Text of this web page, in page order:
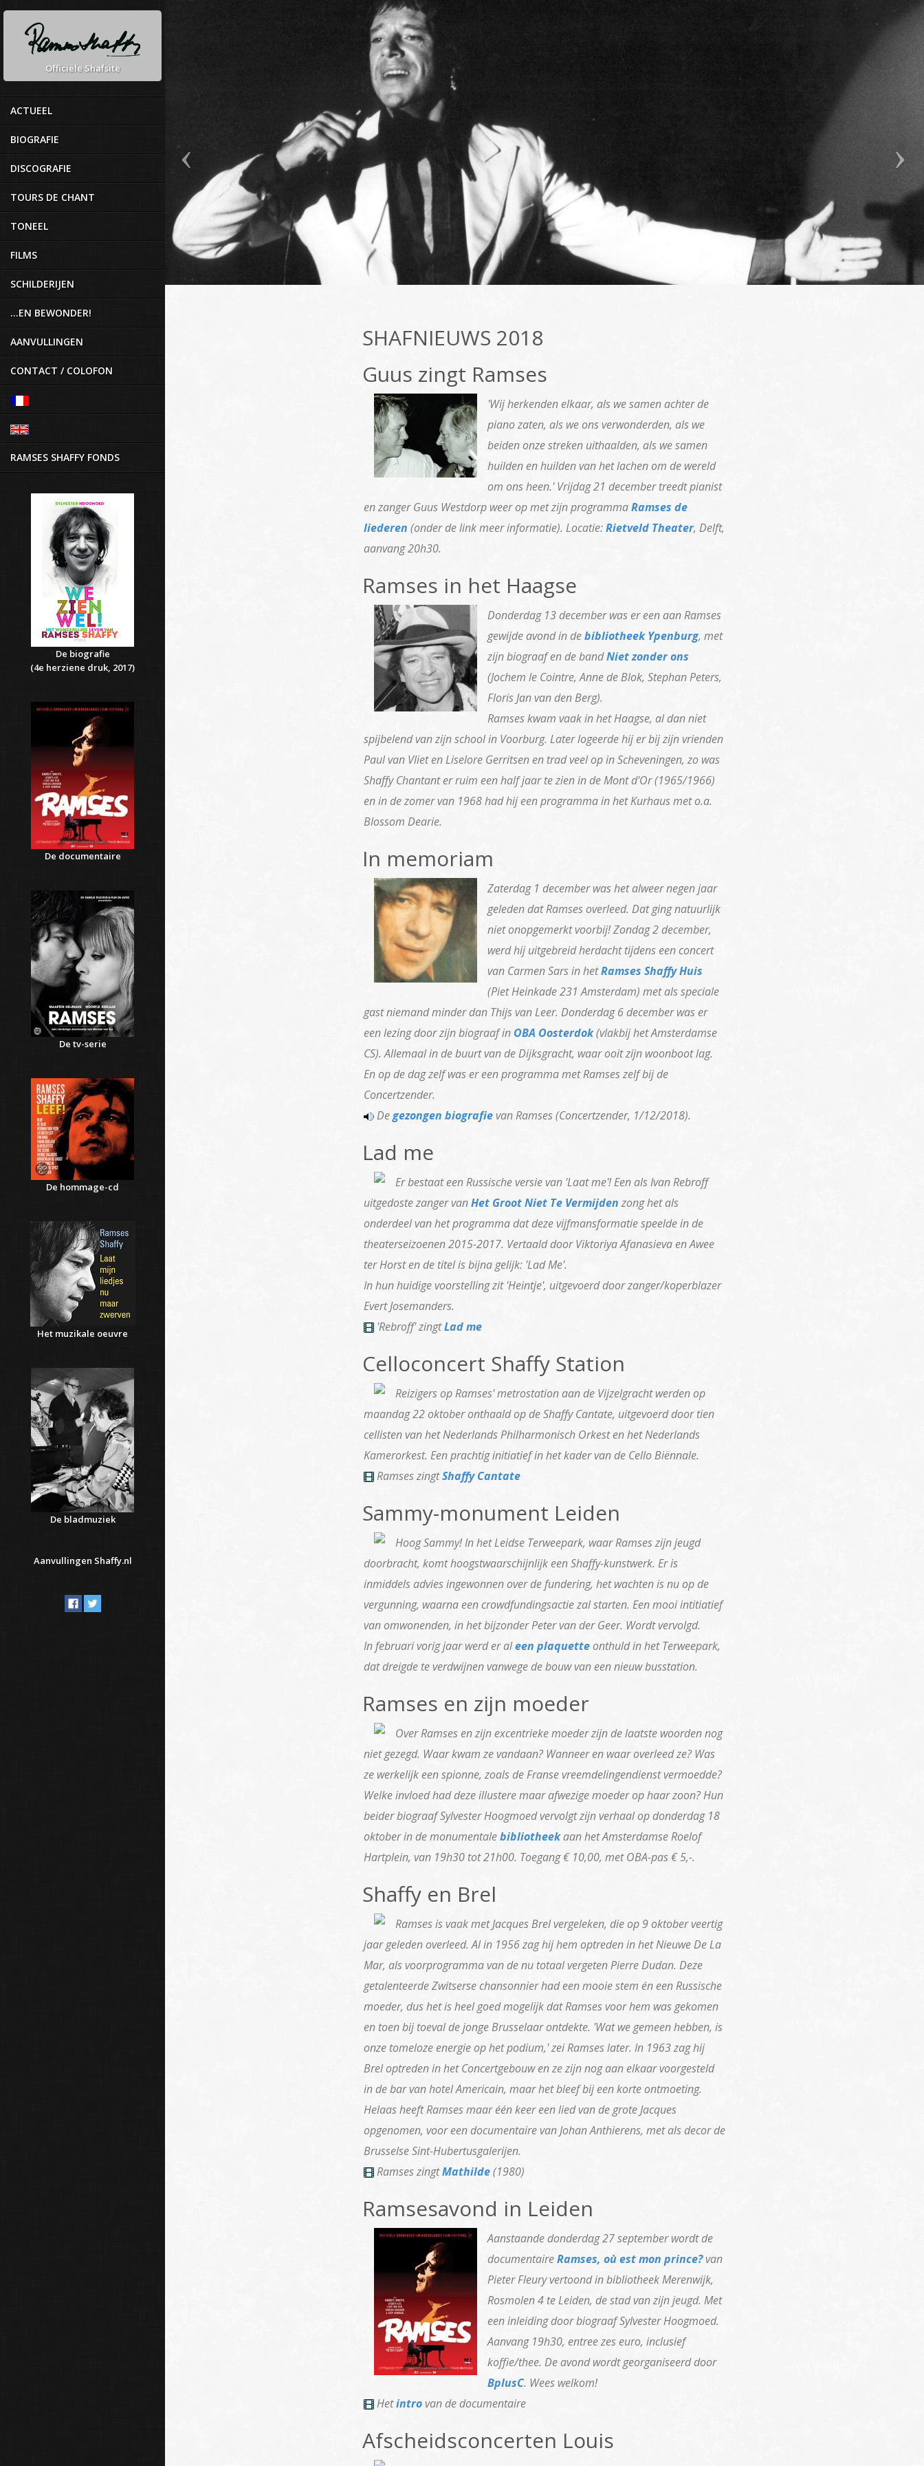
Officiële Shafsite
ACTUEEL
BIOGRAFIE
DISCOGRAFIE
TOURS DE CHANT
TONEEL
FILMS
SCHILDERIJEN
...EN BEWONDER!
AANVULLINGEN
CONTACT / COLOFON
RAMSES SHAFFY FONDS
De biografie
(4e herziene druk, 2017)
De documentaire
De tv-serie
De hommage-cd
Het muzikale oeuvre
De bladmuziek
Aanvullingen Shaffy.nl
SHAFNIEUWS 2018
Guus zingt Ramses
'Wij herkenden elkaar, als we samen achter de
piano zaten, als we ons verwonderden, als we
beiden onze streken uithaalden, als we samen
huilden en huilden van het lachen om de wereld
om ons heen.' Vrijdag 21 december treedt pianist
en zanger Guus Westdorp weer op met zijn programmaRamses de
liederen (onder de link meer informatie). Locatie:Rietveld Theater, Delft,
aanvang 20h30.
Ramses in het Haagse
Donderdag 13 december was er een aan Ramses
gewijde avond in debibliotheek Ypenburg, met
zijn biograaf en de bandNiet zonder ons
(Jochem le Cointre, Anne de Blok, Stephan Peters,
Floris Jan van den Berg).
Ramses kwam vaak in het Haagse, al dan niet
spijbelend van zijn school in Voorburg. Later logeerde hij er bij zijn vrienden
Paul van Vliet en Liselore Gerritsen en trad veel op in Scheveningen, zo was
Shaffy Chantant er ruim een half jaar te zien in de Mont d'Or (1965/1966)
en in de zomer van 1968 had hij een programma in het Kurhaus met o.a.
Blossom Dearie.
In memoriam
Zaterdag 1 december was het alweer negen jaar
geleden dat Ramses overleed. Dat ging natuurlijk
niet onopgemerkt voorbij! Zondag 2 december,
werd hij uitgebreid herdacht tijdens een concert
van Carmen Sars in hetRamses Shaffy Huis
(Piet Heinkade 231 Amsterdam) met als speciale
gast niemand minder dan Thijs van Leer. Donderdag 6 december was er
een lezing door zijn biograaf in OBA Oosterdok(vlakbij het Amsterdamse
CS). Allemaal in de buurt van de Dijksgracht, waar ooit zijn woonboot lag.
En op de dag zelf was er een programma met Ramses zelf bij de
Concertzender.
Degezongen biografievan Ramses (Concertzender, 1/12/2018).
Lad me
Er bestaat een Russische versie van 'Laat me'! Een als Ivan Rebroff
uitgedoste zanger vanHet Groot Niet Te Vermijden zong het als
onderdeel van het programma dat deze vijfmansformatie speelde in de
theaterseizoenen 2015-2017. Vertaald door Viktoriya Afanasieva en Awee
ter Horst en de titel is bijna gelijk: 'Lad Me'.
In hun huidige voorstelling zit 'Heintje', uitgevoerd door zanger/koperblazer
Evert Josemanders.
'Rebroff' zingtLad me
Celloconcert Shaffy Station
Reizigers op Ramses' metrostation aan de Vijzelgracht werden op
maandag 22 oktober onthaald op de Shaffy Cantate, uitgevoerd door tien
cellisten van het Nederlands Philharmonisch Orkest en het Nederlands
Kamerorkest. Een prachtig initiatief in het kader van de Cello Biënnale.
Ramses zingtShaffy Cantate
Sammy-monument Leiden
Hoog Sammy! In het Leidse Terweepark, waar Ramses zijn jeugd
doorbracht, komt hoogstwaarschijnlijk een Shaffy-kunstwerk. Er is
inmiddels advies ingewonnen over de fundering, het wachten is nu op de
vergunning, waarna een crowdfundingsactie zal starten. Een mooi intitiatief
van omwonenden, in het bijzonder Peter van der Geer. Wordt vervolgd.
In februari vorig jaar werd er aleen plaquetteonthuld in het Terweepark,
dat dreigde te verdwijnen vanwege de bouw van een nieuw busstation.
Ramses en zijn moeder
Over Ramses en zijn excentrieke moeder zijn de laatste woorden nog
niet gezegd. Waar kwam ze vandaan? Wanneer en waar overleed ze? Was
ze werkelijk een spionne, zoals de Franse vreemdelingendienst vermoedde?
Welke invloed had deze illustere maar afwezige moeder op haar zoon? Hun
beider biograaf Sylvester Hoogmoed vervolgt zijn verhaal op donderdag 18
oktober in de monumentalebibliotheekaan het Amsterdamse Roelof
Hartplein, van 19h30 tot 21h00. Toegang € 10,00, met OBA-pas € 5,-.
Shaffy en Brel
Ramses is vaak met Jacques Brel vergeleken, die op 9 oktober veertig
jaar geleden overleed. Al in 1956 zag hij hem optreden in het Nieuwe De La
Mar, als voorprogramma van de nu totaal vergeten Pierre Dudan. Deze
getalenteerde Zwitserse chansonnier had een mooie stem én een Russische
moeder, dus het is heel goed mogelijk dat Ramses voor hem was gekomen
en toen bij toeval de jonge Brusselaar ontdekte. 'Wat we gemeen hebben, is
onze tomeloze energie op het podium,' zei Ramses later. In 1963 zag hij
Brel optreden in het Concertgebouw en ze zijn nog aan elkaar voorgesteld
in de bar van hotel Americain, maar het bleef bij een korte ontmoeting.
Helaas heeft Ramses maar één keer een lied van de grote Jacques
opgenomen, voor een documentaire van Johan Anthierens, met als decor de
Brusselse Sint-Hubertusgalerijen.
Ramses zingtMathilde(1980)
Ramsesavond in Leiden
Aanstaande donderdag 27 september wordt de
documentaireRamses, où est mon prince?van
Pieter Fleury vertoond in bibliotheek Merenwijk,
Rosmolen 4 te Leiden, de stad van zijn jeugd. Met
een inleiding door biograaf Sylvester Hoogmoed.
Aanvang 19h30, entree zes euro, inclusief
koffie/thee. De avond wordt georganiseerd door
BplusC. Wees welkom!
Hetintrovan de documentaire
Afscheidsconcerten Louis